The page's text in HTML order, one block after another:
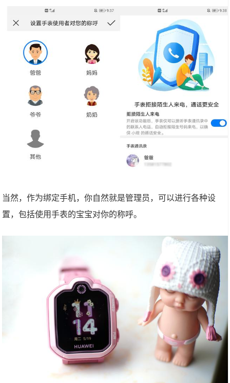
当然，作为绑定手机，你自然就是管理员，可以进行各种设
置，包括使用手表的宝宝对你的称呼。